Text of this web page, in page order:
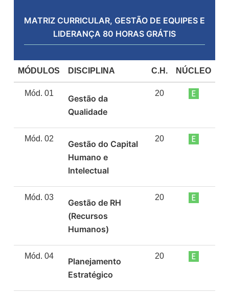
MATRIZ CURRICULAR, GESTÃO DE EQUIPES E
LIDERANÇA 80 HORAS GRÁTIS
MÓDULOS DISCIPLINA C.H. NÚCLEO
Mód. 01
Gestão da
Qualidade
20
Mód. 02
Gestão do Capital
Humano e
Intelectual
20
Mód. 03
Gestão de RH
(Recursos
Humanos)
20
Mód. 04
Planejamento
Estratégico
20